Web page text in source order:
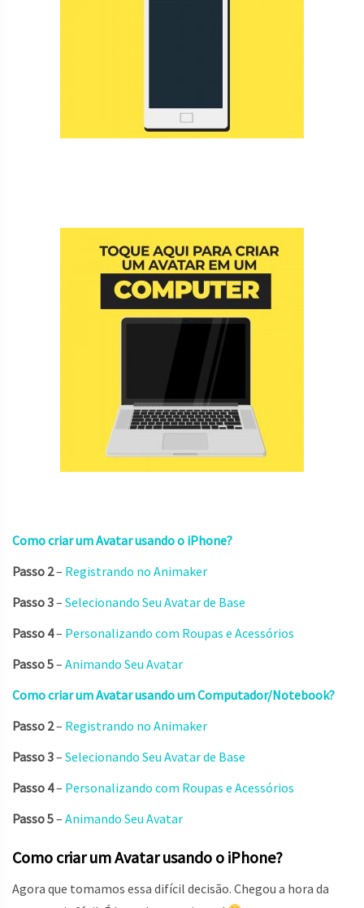
Como criar um Avatar usando o iPhone?
Passo 2– Registrando no Animaker
Passo 3– Selecionando Seu Avatar de Base
Passo 4– Personalizando com Roupas e Acessórios
Passo 5– Animando Seu Avatar
Como criar um Avatar usando um Computador/Notebook?
Passo 2– Registrando no Animaker
Passo 3– Selecionando Seu Avatar de Base
Passo 4– Personalizando com Roupas e Acessórios
Passo 5– Animando Seu Avatar
Como criar um Avatar usando o iPhone?
Agora que tomamos essa difícil decisão. Chegou a hora da